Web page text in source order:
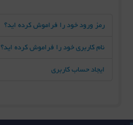
رمز ورود خود را فراموش کرده اید؟
نام کاربری خود را فراموش کرده اید؟
ایجاد حساب کاربری